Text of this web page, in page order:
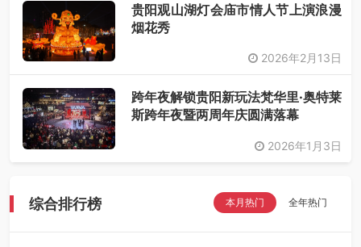
贵阳观山湖灯会庙市情人节上演浪漫
烟花秀
2026年2月13日
跨年夜解锁贵阳新玩法梵华里·奥特莱
斯跨年夜暨两周年庆圆满落幕
2026年1月3日
综合排行榜 本月热门 全年热门